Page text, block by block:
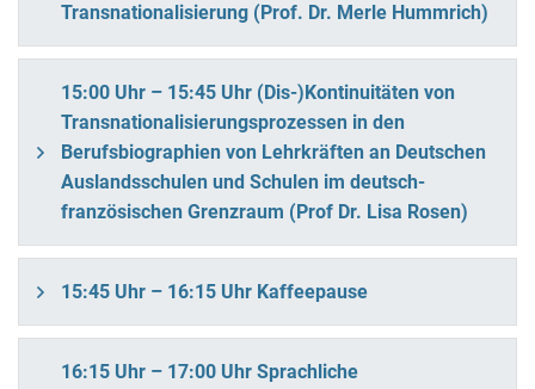
Transnationalisierung (Prof. Dr. Merle Hummrich)
15:00 Uhr – 15:45 Uhr (Dis-)Kontinuitäten von
Transnationalisierungsprozessen in den
Berufsbiographien von Lehrkräften an Deutschen
Auslandsschulen und Schulen im deutsch-
französischen Grenzraum (Prof Dr. Lisa Rosen)
15:45 Uhr – 16:15 Uhr Kaffeepause
16:15 Uhr – 17:00 Uhr Sprachliche